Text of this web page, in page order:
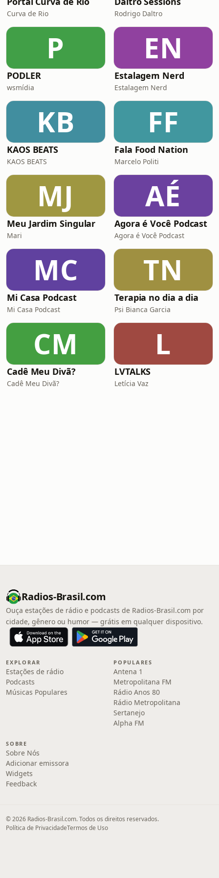
Curva de Rio Rodrigo Daltro
P
PODLER
wsmídia
EN
Estalagem Nerd
Estalagem Nerd
KB
KAOS BEATS
KAOS BEATS
FF
Fala Food Nation
Marcelo Politi
MJ
Meu Jardim Singular
Mari
AÉ
Agora é Você Podcast
Agora é Você Podcast
MC
Mi Casa Podcast
Mi Casa Podcast
TN
Terapia no dia a dia
Psi Bianca Garcia
CM
Cadê Meu Divã?
Cadê Meu Divã?
L
LVTALKS
Letícia Vaz
Radios-Brasil.com
Ouça estações de rádio e podcasts de Radios-Brasil.com por
cidade, gênero ou humor — grátis em qualquer dispositivo.
EXPLORAR
Estações de rádio
Podcasts
Músicas Populares
POPULARES
Antena 1
Metropolitana FM
Rádio Anos 80
Rádio Metropolitana
Sertanejo
Alpha FM
SOBRE
Sobre Nós
Adicionar emissora
Widgets
Feedback
© 2026 Radios-Brasil.com. Todos os direitos reservados.
Política de PrivacidadeTermos de Uso